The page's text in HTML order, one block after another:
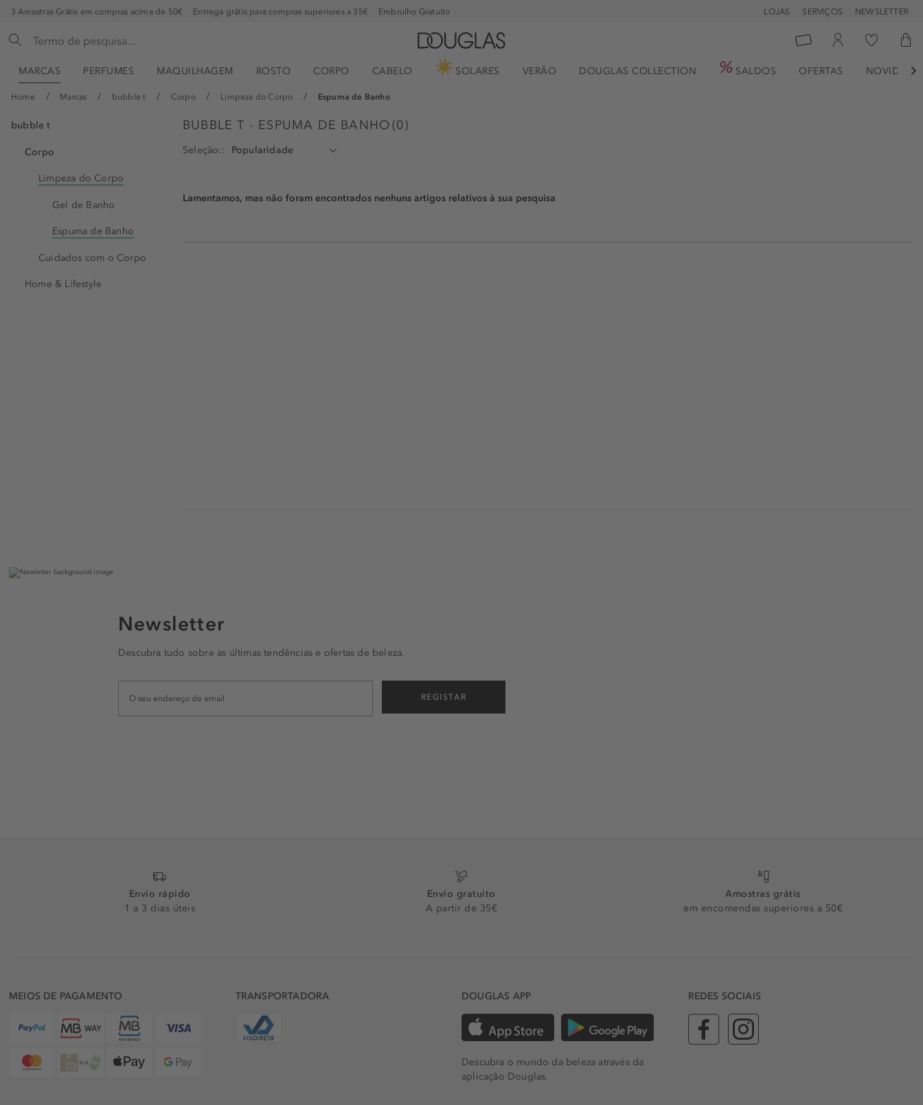
3 Amostras Grátis em compras acima de 50€ Entrega grátis para compras superiores a 35€ Embrulho Gratuito LOJAS SERVIÇOS NEWSLETTER
MARCAS PERFUMES MAQUILHAGEM ROSTO CORPO CABELO SOLARES VERÃO DOUGLAS COLLECTION SALDOS OFERTAS 
Home Marcas bubble t Corpo Limpeza do Corpo Espuma de Banho
bubble t
Corpo
Limpeza do Corpo
Gel de Banho
Espuma de Banho
Cuidados com o Corpo
Home & Lifestyle
BUBBLE T - ESPUMA DE BANHO (0)
Seleção:
Lamentamos, mas não foram encontrados nenhuns artigos relativos à sua pesquisa
Newsletter
Descubra tudo sobre as últimas tendências e ofertas de beleza.
REGISTAR
Envio rápido
1 a 3 dias úteis
Envio gratuito
A partir de 35€
Amostras grátis
em encomendas superiores a 50€
MEIOS DE PAGAMENTO TRANSPORTADORA DOUGLAS APP
Descubra o mundo da beleza através da
aplicação Douglas.
REDES SOCIAIS